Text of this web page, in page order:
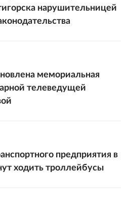
нарушительницей
мемориальная
телеведущей
предприятия в
ходить троллейбусы